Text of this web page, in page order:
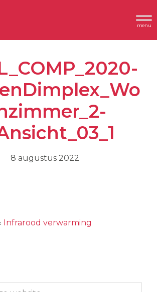
Header
Rechts
8 augustus 2022
Infrarood verwarming